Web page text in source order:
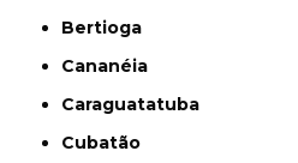
Bertioga
Cananéia
Caraguatatuba
Cubatão